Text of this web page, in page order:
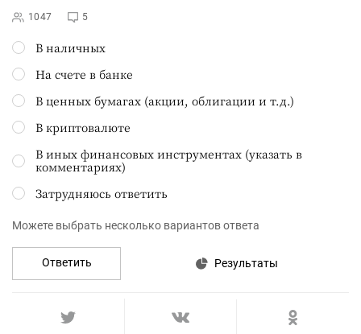
1047 5
В наличных
На счете в банке
В ценных бумагах (акции, облигации и т.д.)
В криптовалюте
В иных финансовых инструментах (указать в
комментариях)
Затрудняюсь ответить
Можете выбрать несколько вариантов ответа
Ответить Результаты